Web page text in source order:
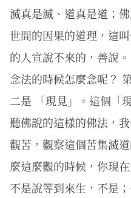
滅真是滅、道真是道；
世間的因果的道理，這
的人宣說不來的，善說
念法的時候怎麼念呢？
二是 「現見」。這個「
聽佛說的這樣的佛法，
觀苦，觀察這個苦集滅
麼這麼觀的時候，你現
不是說等到來生，不是